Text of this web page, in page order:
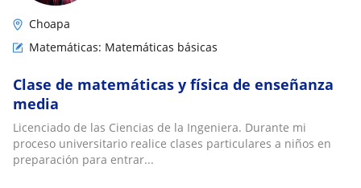
Choapa
Matemáticas: Matemáticas básicas
Clase de matemáticas y física de enseñanza
media
Licenciado de las Ciencias de la Ingeniera. Durante mi
proceso universitario realice clases particulares a niños en
preparación para entrar...